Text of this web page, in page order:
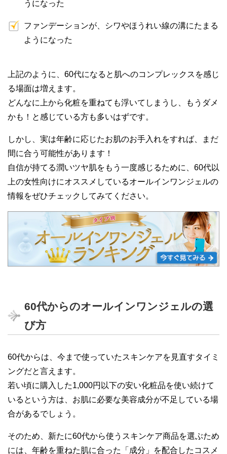
うになった
ファンデーションが、シワやほうれい線の溝にたまる
ようになった
上記のように、60代になると肌へのコンプレックスを感じ
る場面は増えます。
どんなに上から化粧を重ねても浮いてしまうし、もうダメ
かも！と感じている方も多いはずです。
しかし、実は年齢に応じたお肌のお手入れをすれば、まだ
間に合う可能性があります！
自信が持てる潤いツヤ肌をもう一度感じるために、60代以
上の女性向けにオススメしているオールインワンジェルの
情報をぜひチェックしてみてください。
60代からのオールインワンジェルの選
び方
60代からは、今まで使っていたスキンケアを見直すタイミ
ングだと言えます。
若い頃に購入した1,000円以下の安い化粧品を使い続けて
いるという方は、お肌に必要な美容成分が不足している場
合があるでしょう。
そのため、新たに60代から使うスキンケア商品を選ぶため
には、年齢を重ねた肌に合った「成分」を配合したコスメ